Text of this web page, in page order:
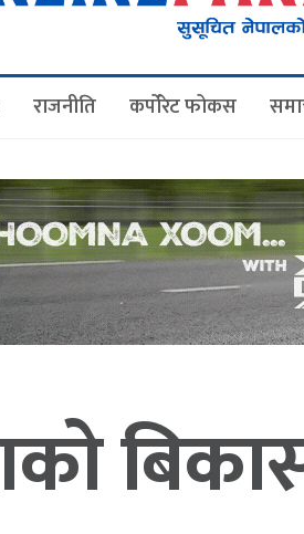
राजनीति कर्पोरेट फोकस